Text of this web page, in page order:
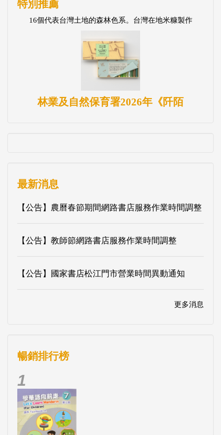
特別推薦
16個代表台灣土地的森林色系。台灣在地米糠製作
林業及自然保育署2026年《阡陌
最新消息
【公告】農曆春節期間網路書店服務作業時間調整
【公告】教師節網路書店服務作業時間調整
【公告】國家書店松江門市營業時間異動通知
更多消息
暢銷排行榜
1